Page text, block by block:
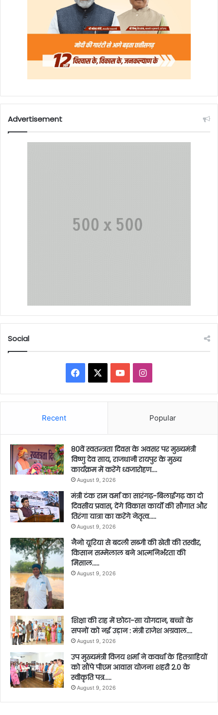
Advertisement
Social
Facebook YouTubeInstagram
Recent Popular
80वें स्वतन्त्रता दिवस के अवसर पर मुख्यमंत्री
विष्णु देव साय, राजधानी रायपुर के मुख्य
कार्यक्रम में करेंगे ध्वजारोहण….
August 9, 2026
मंत्री टंक राम वर्मा का सारंगढ़-बिलाईगढ़ का दो
दिवसीय प्रवास, देंगे विकास कार्यों की सौगात और
तिरंगा यात्रा का करेंगे नेतृत्व…..
August 9, 2026
नैनो यूरिया से बदली सब्जी की खेती की तस्वीर,
किसान सम्मेलाल बने आत्मनिर्भरता की
मिसाल…..
August 9, 2026
शिक्षा की राह में छोटा-सा योगदान, बच्चों के
सपनों को नई उड़ान : मंत्री राजेश अग्रवाल….
August 9, 2026
उप मुख्यमंत्री विजय शर्मा ने कवर्धा के हितग्राहियों
को सौंपे पीएम आवास योजना शहरी 2.0 के
स्वीकृति पत्र…..
August 9, 2026